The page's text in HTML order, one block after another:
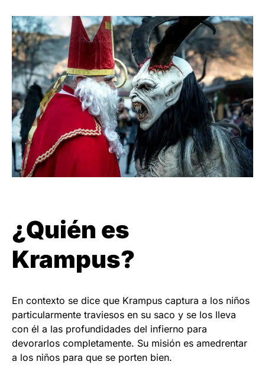
¿Quién es
Krampus?
En contexto se dice que Krampus captura a los niños
particularmente traviesos en su saco y se los lleva
con él a las profundidades del infierno para
devorarlos completamente. Su misión es amedrentar
a los niños para que se porten bien.